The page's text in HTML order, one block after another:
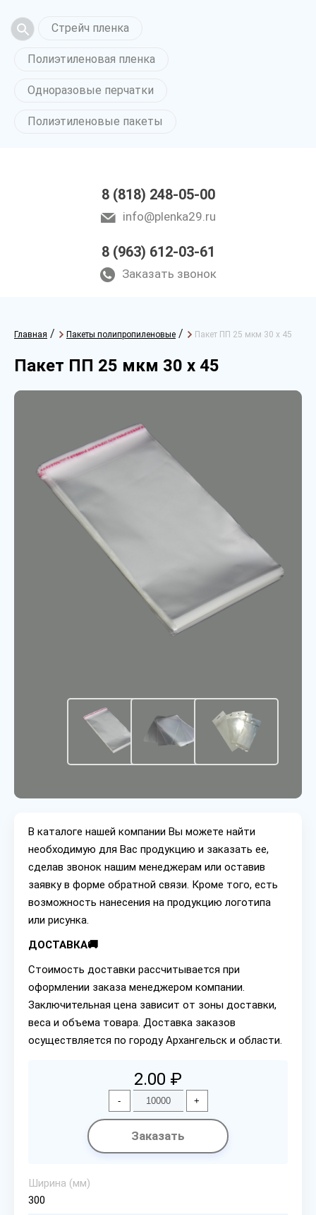
Стрейч пленка
Полиэтиленовая пленка
Одноразовые перчатки
Полиэтиленовые пакеты
8 (818) 248-05-00
info@plenka29.ru
8 (963) 612-03-61
Заказать звонок
Главная / Пакеты полипропиленовые / Пакет ПП 25 мкм 30 х 45
Пакет ПП 25 мкм 30 х 45
В каталоге нашей компании Вы можете найти
необходимую для Вас продукцию и заказать ее,
сделав звонок нашим менеджерам или оставив
заявку в форме обратной связи. Кроме того, есть
возможность нанесения на продукцию логотипа
или рисунка.
ДОСТАВКА🚚
Стоимость доставки рассчитывается при
оформлении заказа менеджером компании.
Заключительная цена зависит от зоны доставки,
веса и объема товара. Доставка заказов
осуществляется по городу Архангельск и области.
2.00 ₽
- +
Заказать
Ширина (мм)
300